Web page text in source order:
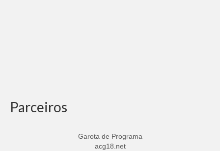
Parceiros
Garota de Programa
acg18.net